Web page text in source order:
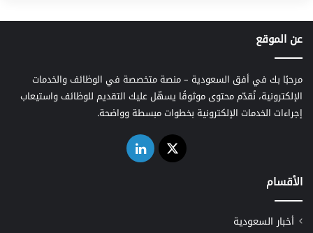
عن الموقع
مرحبًا بك في أفق السعودية – منصة متخصصة في الوظائف والخدمات
الإلكترونية، نُقدّم محتوى موثوقًا يسهّل عليك التقديم للوظائف واستيعاب
إجراءات الخدمات الإلكترونية بخطوات مبسطة وواضحة.
‫X لينكدإن
الأقسام
أخبار السعودية